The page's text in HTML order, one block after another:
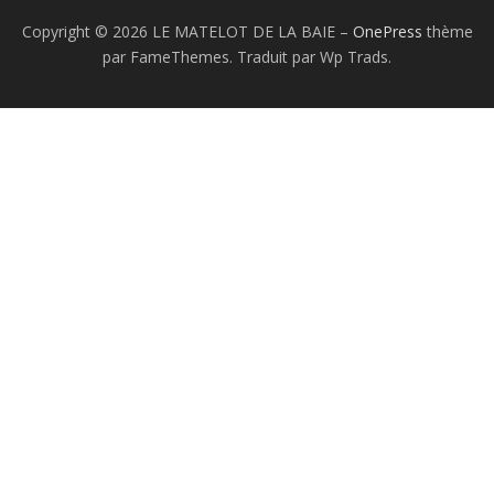
Copyright © 2026 LE MATELOT DE LA BAIE – OnePress thème
par FameThemes. Traduit par Wp Trads.